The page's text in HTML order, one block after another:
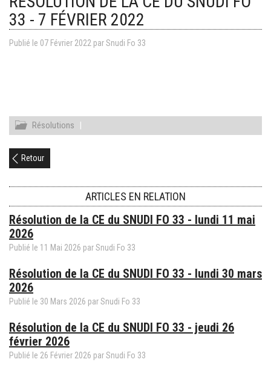
33 - 7 FÉVRIER 2022
Publié le 07 Février 2022 parSnudi Fo 33
Résolutions |
Retour
ARTICLES EN RELATION
Résolution de la CE du SNUDI FO 33 - lundi 11 mai
2026
Publié le 11 Mai 2026 parSnudi Fo 33
Résolution de la CE du SNUDI FO 33 - lundi 30 mars
2026
Publié le 30 Mars 2026 parSnudi Fo 33
Résolution de la CE du SNUDI FO 33 - jeudi 26
février 2026
Publié le 26 Février 2026 parSnudi Fo 33